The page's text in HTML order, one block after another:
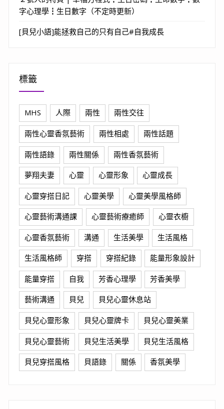
字心理學┇生日數字（不定時更新）
[貝兒小語]能拯救自己的只有自己#自我成長
標籤
MHS 人際 兩性 兩性交往
兩性心靈香氛藝術 兩性相處 兩性話題
兩性語錄 兩性關係 兩性香氛藝術
夢翔夫妻 心靈 心靈形象 心靈成長
心靈穿搭日記 心靈美學 心靈美學風格師
心靈藝術溝通課 心靈藝術療癒師 心靈衣櫥
心靈香氛藝術 溝通 生活美學 生活風格
生活風格師 穿搭 穿搭紀錄 能量形象設計
能量穿搭 自我 芳香心理學 芳香美學
藝術溝通 貝兒 貝兒心靈休息站
貝兒心靈形象 貝兒心靈牌卡 貝兒心靈美業
貝兒心靈藝術 貝兒生活美學 貝兒生活風格
貝兒穿搭風格 貝語錄 關係 香氛美學